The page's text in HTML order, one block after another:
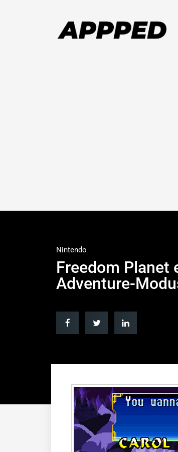
Nintendo
Freedom Planet
Adventure-